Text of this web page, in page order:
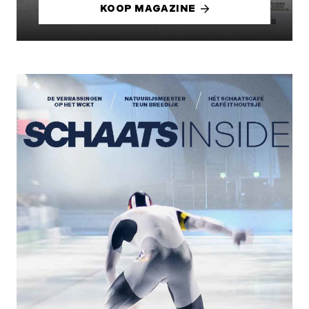
KOOP MAGAZINE